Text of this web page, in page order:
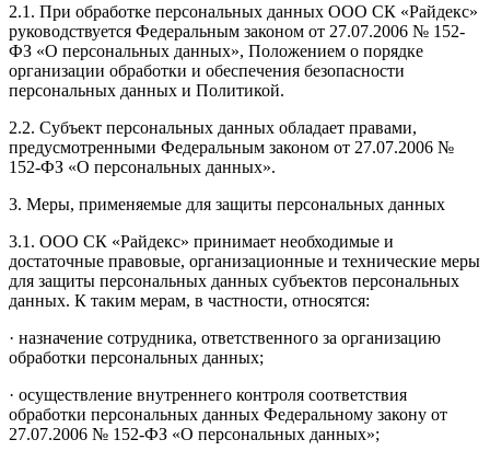
2.1. При обработке персональных данных ООО СК «Райдекс»
руководствуется Федеральным законом от 27.07.2006 № 152-
ФЗ «О персональных данных», Положением о порядке
организации обработки и обеспечения безопасности
персональных данных и Политикой.
2.2. Субъект персональных данных обладает правами,
предусмотренными Федеральным законом от 27.07.2006 №
152-ФЗ «О персональных данных».
3. Меры, применяемые для защиты персональных данных
3.1. ООО СК «Райдекс» принимает необходимые и
достаточные правовые, организационные и технические меры
для защиты персональных данных субъектов персональных
данных. К таким мерам, в частности, относятся:
· назначение сотрудника, ответственного за организацию
обработки персональных данных;
· осуществление внутреннего контроля соответствия
обработки персональных данных Федеральному закону от
27.07.2006 № 152-ФЗ «О персональных данных»;